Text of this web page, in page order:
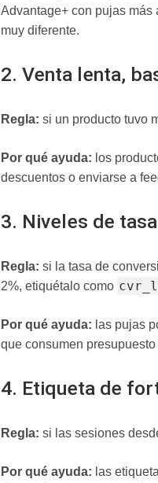
Advantage+ con pujas más
muy diferente.
2. Venta lenta,
Regla: si un producto tuvo
Por qué ayuda: los
descuentos o enviarse a
3. Niveles de
Regla: si la tasa de
2%, etiquétalo como
Por qué ayuda: las pujas
que consumen
4. Etiqueta de
Regla: si las sesiones
Por qué ayuda: las